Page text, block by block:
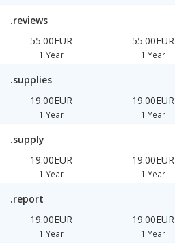
.reviews
55.00EUR
1 Year
55.00EUR
1 Year
.supplies
19.00EUR
1 Year
19.00EUR
1 Year
.supply
19.00EUR
1 Year
19.00EUR
1 Year
.report
19.00EUR
1 Year
19.00EUR
1 Year